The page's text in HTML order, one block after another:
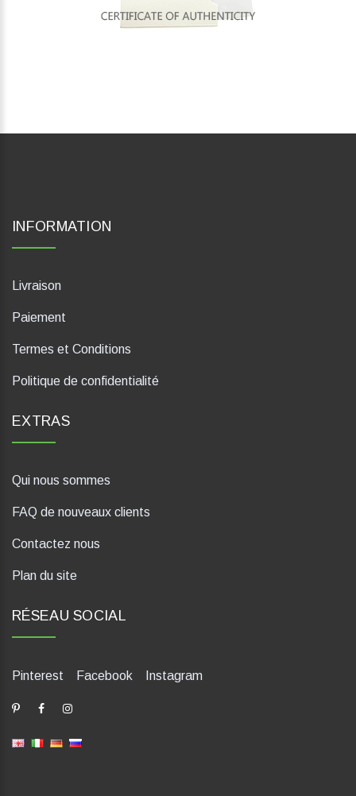
INFORMATION
Livraison
Paiement
Termes et Conditions
Politique de confidentialité
EXTRAS
Qui nous sommes
FAQ de nouveaux clients
Contactez nous
Plan du site
RÉSEAU SOCIAL
Pinterest Facebook Instagram